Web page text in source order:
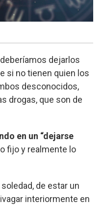
dejarlos
si no tienen quien los
desconocidos,
drogas, que son de
en un “dejarse
fijo y realmente lo
de estar un
interiormente en